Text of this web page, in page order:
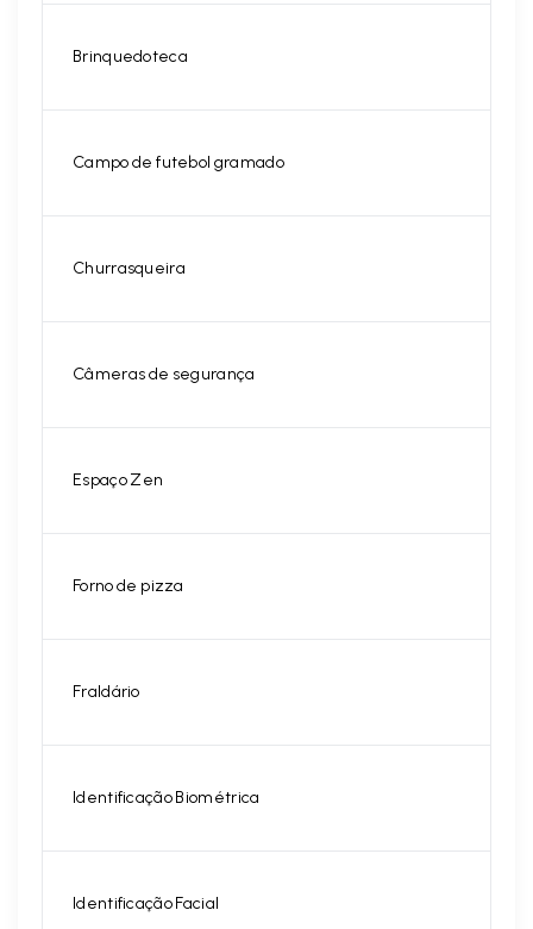
Brinquedoteca
Campo de futebol gramado
Churrasqueira
Câmeras de segurança
Espaço Zen
Forno de pizza
Fraldário
Identificação Biométrica
Identificação Facial